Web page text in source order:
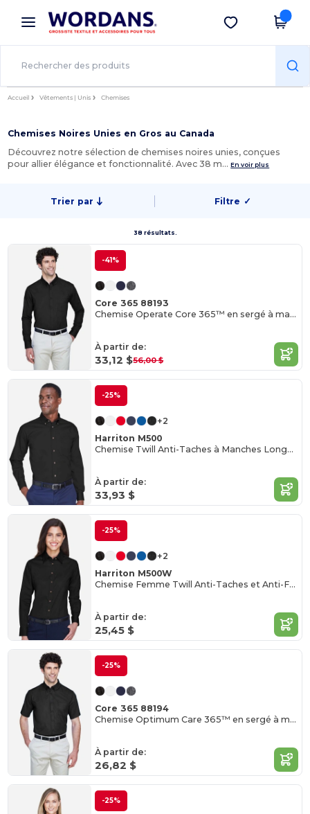
× Appli Wordans
Meilleurs prix sur l’app !
Obtenir l'appli
Accueil Vêtements | Unis Chemises
Chemises Noires Unies en Gros au Canada
Découvrez notre sélection de chemises noires unies, conçues
pour allier élégance et fonctionnalité. Avec 38 m…En voir plus
Trier par Filtre ✓
38 résultats.
-41%
Core 365 88193
Chemise Operate Core 365™ en sergé à manches longues
À partir de:
33,12 $56,00 $
-25%
+2
Harriton M500
Chemise Twill Anti-Taches à Manches Longues
À partir de:
33,93 $
-25%
+2
Harriton M500W
Chemise Femme Twill Anti-Taches et Anti-Froissement
À partir de:
25,45 $
-25%
Core 365 88194
Chemise Optimum Care 365™ en sergé à manches courtes
À partir de:
26,82 $
-25%